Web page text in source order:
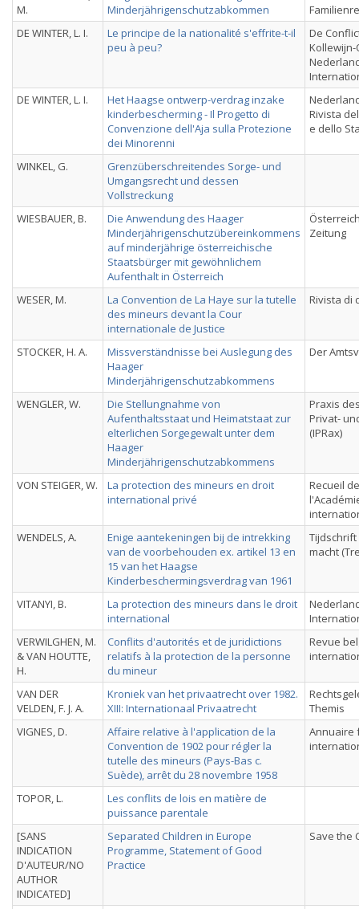
M.
Minderjährigenschutzabkommen
DE WINTER, L. I.
Le principe de la nationalité s'effrite-t-il
peu à peu?
De
DE WINTER, L. I.
Het Haagse ontwerp-verdrag inzake
kinderbescherming - Il Progetto di
Convenzione dell'Aja sulla Protezione
dei Minorenni
Rivista
e dello
WINKEL, G.
Grenzüberschreitendes Sorge- und
Umgangsrecht und dessen
Vollstreckung
WIESBAUER, B.
Die Anwendung des Haager
Minderjährigenschutzübereinkommens
auf minderjährige österreichische
Staatsbürger mit gewöhnlichem
Aufenthalt in Österreich
Zeitung
WESER, M.
La Convention de La Haye sur la tutelle
des mineurs devant la Cour
internationale de Justice
Rivista di
STOCKER, H. A.
Missverständnisse bei Auslegung des
Haager
Minderjährigenschutzabkommens
Der
WENGLER, W.
Die Stellungnahme von
Aufenthaltsstaat und Heimatstaat zur
elterlichen Sorgegewalt unter dem
Haager
Minderjährigenschutzabkommens
Praxis
Privat-
(IPRax)
VON STEIGER, W.
La protection des mineurs en droit
international privé
Recueil
WENDELS, A.
Enige aantekeningen bij de intrekking
van de voorbehouden ex. artikel 13 en
15 van het Haagse
Kinderbeschermingsverdrag van 1961
macht
VITANYI, B.
La protection des mineurs dans le droit
international
VERWILGHEN, M.
& VAN HOUTTE,
H.
Conflits d'autorités et de juridictions
relatifs à la protection de la personne
du mineur
Revue
VAN DER
VELDEN, F. J. A.
Kroniek van het privaatrecht over 1982.
XIII: Internationaal Privaatrecht
Themis
VIGNES, D.
Affaire relative à l'application de la
Convention de 1902 pour régler la
tutelle des mineurs (Pays-Bas c.
Suède), arrêt du 28 novembre 1958
Annuaire
TOPOR, L.
Les conflits de lois en matière de
puissance parentale
[SANS
INDICATION
D'AUTEUR/NO
AUTHOR
INDICATED]
Separated Children in Europe
Programme, Statement of Good
Practice
Save the